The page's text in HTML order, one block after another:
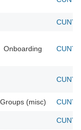
CUNY
Onboarding CUNY
CUNY
Groups (misc) CUNY
CUNY